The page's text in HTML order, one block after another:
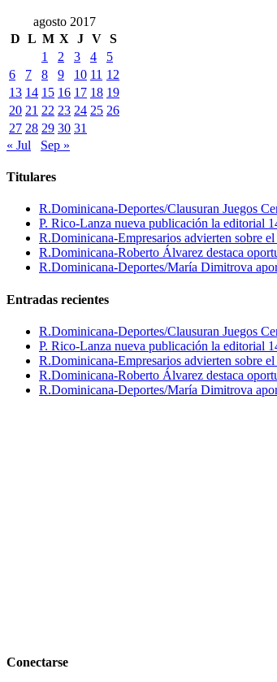
agosto 2017
D L M X J V S
1
2 3 4
5
6
7 8 9 10 11 12
13 14 15 16 17 18 19
20 21 22 23 24 25 26
27 28 29 30 31
« Jul
Sep »
Titulares
R.Dominicana-Deportes/Clausuran Juegos
P. Rico-Lanza nueva publicación la editorial
R.Dominicana-Empresarios advierten sobre
R.Dominicana-Roberto Álvarez destaca
R.Dominicana-Deportes/María Dimitrova
Entradas recientes
R.Dominicana-Deportes/Clausuran Juegos
P. Rico-Lanza nueva publicación la editorial
R.Dominicana-Empresarios advierten sobre
R.Dominicana-Roberto Álvarez destaca
R.Dominicana-Deportes/María Dimitrova
Conectarse